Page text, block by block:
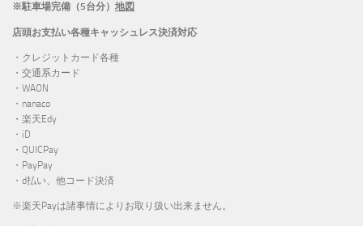
※駐車場完備（5台分） 地図
店頭お支払い各種キャッシュレス決済対応
・クレジットカード各種
・交通系カード
・WAON
・nanaco
・楽天Edy
・iD
・QUICPay
・PayPay
・d払い、他コード決済
※楽天Payは諸事情によりお取り扱い出来ません。